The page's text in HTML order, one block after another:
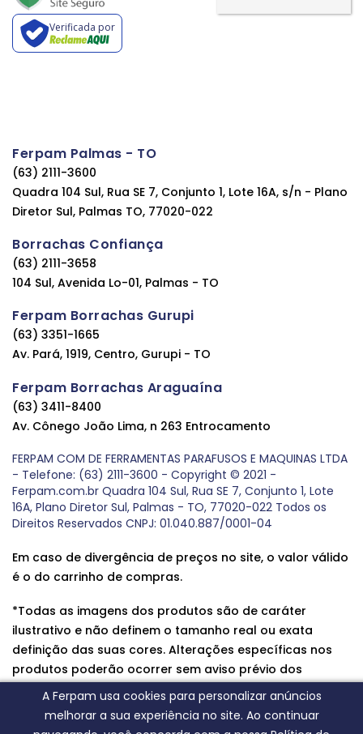
A Ferpam usa cookies para personalizar anúncios
melhorar a sua experiência no site. Ao continuar
Verificada por
Ferpam Palmas - TO
(63) 2111-3600
Quadra 104 Sul, Rua SE 7, Conjunto 1, Lote 16A, s/n - Plano
Diretor Sul, Palmas TO, 77020-022
Borrachas Confiança
(63) 2111-3658
104 Sul, Avenida Lo-01, Palmas - TO
Ferpam Borrachas Gurupi
(63) 3351-1665
Av. Pará, 1919, Centro, Gurupi - TO
Ferpam Borrachas Araguaína
(63) 3411-8400
Av. Cônego João Lima, n 263 Entrocamento
FERPAM COM DE FERRAMENTAS PARAFUSOS E MAQUINAS LTDA
- Telefone: (63) 2111-3600 - Copyright © 2021 -
Ferpam.com.br Quadra 104 Sul, Rua SE 7, Conjunto 1, Lote
16A, Plano Diretor Sul, Palmas - TO, 77020-022 Todos os
Direitos Reservados CNPJ: 01.040.887/0001-04
Em caso de divergência de preços no site, o valor válido
é o do carrinho de compras.
*Todas as imagens dos produtos são de caráter
ilustrativo e não definem o tamanho real ou exata
definição das suas cores. Alterações específicas nos
produtos poderão ocorrer sem aviso prévio dos
fornecedores, qualquer dúvida sobre nossos produtos
entre em contato conosco.